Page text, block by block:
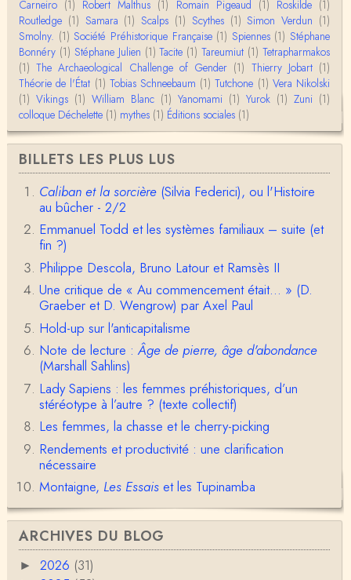
Momo
BonjourCette question de la remise en cause de l'i
mage classique de sociétés vivant essentiellem…
Anonymous
Merci pour votre conférence au collège de France
sur les femmes préhistoriques et la chasse, très c
l…
Anonymous
Bonjour,Merci pour l'article.Vous dîtes : "Pourquoi,
en tant qu’êtres humains, devrions-nou…
Christophe Darmangeat
Envoyez moi un mail : cdarmangeat@gmail.com
anne hebrard
Bonjour, peut-on trouver maintenant le manuscrit d'Al
ain Testart de 2009, souvent cité ?
Claude Julien
Bonjour Monsieur,Récent abonné à votre blog, je vi
ens de lire votre dernière publication, qui m’a be…
Anonymous
1° Le message subliminal est celui-ci: il y a un sché
ma évolutif des sociétés, avec des stades infér…
Olivier Anselm
Une nouvelle fois, cher Christophe Darmangeat, m
erci pour l'intelligence et le sens salutaire de…
Christophe Darmangeat
Déjà, je ne vois pas pourquoi le pénis compterait
moins que la peau ! ;-)Ensuite, je ne vois pas no…
Carneiro (1) Robert Malthus (1) Romain Pigeaud (1) Roskilde (1)
Routledge (1) Samara (1) Scalps (1) Scythes (1) Simon Verdun (1)
Smolny. (1) Société Préhistorique Française (1) Spiennes (1) Stéphane
Bonnéry (1) Stéphane Julien (1) Tacite (1) Tareumiut (1) Tetrapharmakos
(1) The Archaeological Challenge of Gender (1) Thierry Jobart (1)
Théorie de l'État (1) Tobias Schneebaum (1) Tutchone (1) Vera Nikolski
(1) Vikings (1) William Blanc (1) Yanomami (1) Yurok (1) Zuni (1)
colloque Déchelette (1) mythes (1) Éditions sociales (1)
BILLETS LES PLUS LUS
Caliban et la sorcière(Silvia Federici), ou l'Histoire
au bûcher - 2/2
Emmanuel Todd et les systèmes familiaux – suite (et
fin ?)
Philippe Descola, Bruno Latour et Ramsès II
Une critique de « Au commencement était... » (D.
Graeber et D. Wengrow) par Axel Paul
Hold-up sur l'anticapitalisme
Note de lecture :Âge de pierre, âge d'abondance
(Marshall Sahlins)
Lady Sapiens : les femmes préhistoriques, d’un
stéréotype à l’autre ? (texte collectif)
Les femmes, la chasse et le cherry-picking
Rendements et productivité : une clarification
nécessaire
Montaigne, Les Essaiset les Tupinamba
ARCHIVES DU BLOG
► 2026 (31)